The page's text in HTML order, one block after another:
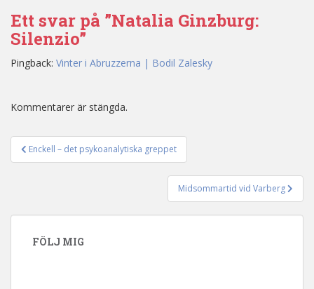
Ett svar på ”Natalia Ginzburg:
Silenzio”
Pingback: Vinter i Abruzzerna | Bodil Zalesky
Kommentarer är stängda.
Inläggsnavigering
Enckell – det psykoanalytiska greppet
Midsommartid vid Varberg
FÖLJ MIG